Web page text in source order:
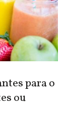
para o
ou